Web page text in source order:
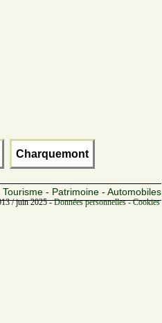
Charquemont
- Patrimoine - Automobiles
/ juin 2025 -Données personnelles -